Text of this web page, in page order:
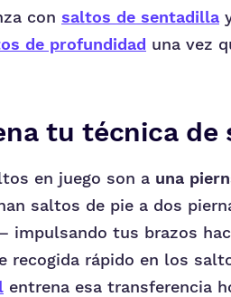
con saltos de sentadilla
de profundidad una vez
tu técnica de
en juego son a una
saltos de pie a dos
impulsando tus brazos
recogida rápido en los
entrena esa transferencia